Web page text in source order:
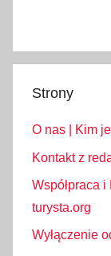
Strony
O nas | Kim
Kontakt z
Współpraca
turysta.org
Wyłączenie